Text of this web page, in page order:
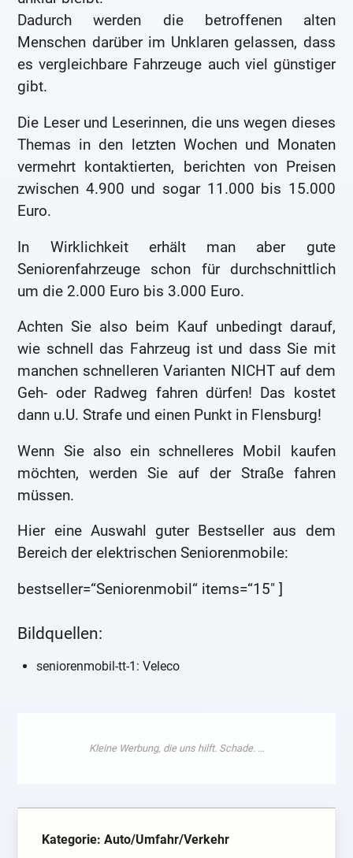
Dadurch werden die betroffenen alten
Menschen darüber im Unklaren gelassen, dass
es vergleichbare Fahrzeuge auch viel günstiger
gibt.
Die Leser und Leserinnen, die uns wegen dieses
Themas in den letzten Wochen und Monaten
vermehrt kontaktierten, berichten von Preisen
zwischen 4.900 und sogar 11.000 bis 15.000
Euro.
In Wirklichkeit erhält man aber gute
Seniorenfahrzeuge schon für durchschnittlich
um die 2.000 Euro bis 3.000 Euro.
Achten Sie also beim Kauf unbedingt darauf,
wie schnell das Fahrzeug ist und dass Sie mit
manchen schnelleren Varianten NICHT auf dem
Geh- oder Radweg fahren dürfen! Das kostet
dann u.U. Strafe und einen Punkt in Flensburg!
Wenn Sie also ein schnelleres Mobil kaufen
möchten, werden Sie auf der Straße fahren
müssen.
Hier eine Auswahl guter Bestseller aus dem
Bereich der elektrischen Seniorenmobile:
bestseller=“Seniorenmobil“ items=“15″ ]
Bildquellen:
seniorenmobil-tt-1: Veleco
Kategorie: Auto/Umfahr/Verkehr